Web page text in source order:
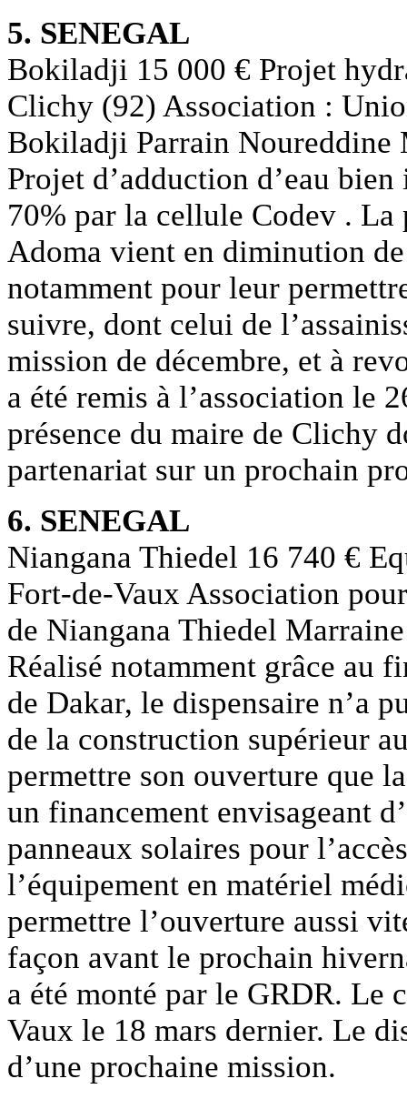
5. SENEGAL
Bokiladji 15 000 € Projet
Clichy (92) Association :
Bokiladji Parrain Noureddine
Projet d’adduction d’eau
70% par la cellule Codev .
Adoma vient en diminution
notamment pour leur
suivre, dont celui de
mission de décembre, et à
a été remis à l’association le
présence du maire de Clichy
partenariat sur un prochain
6. SENEGAL
Niangana Thiedel 16 740 €
Fort-de-Vaux Association
de Niangana Thiedel
Réalisé notamment grâce au
de Dakar, le dispensaire n’a
de la construction supérieur
permettre son ouverture que
un financement envisageant
panneaux solaires pour
l’équipement en matériel
permettre l’ouverture aussi
façon avant le prochain
a été monté par le GRDR. Le
Vaux le 18 mars dernier. Le
d’une prochaine mission.